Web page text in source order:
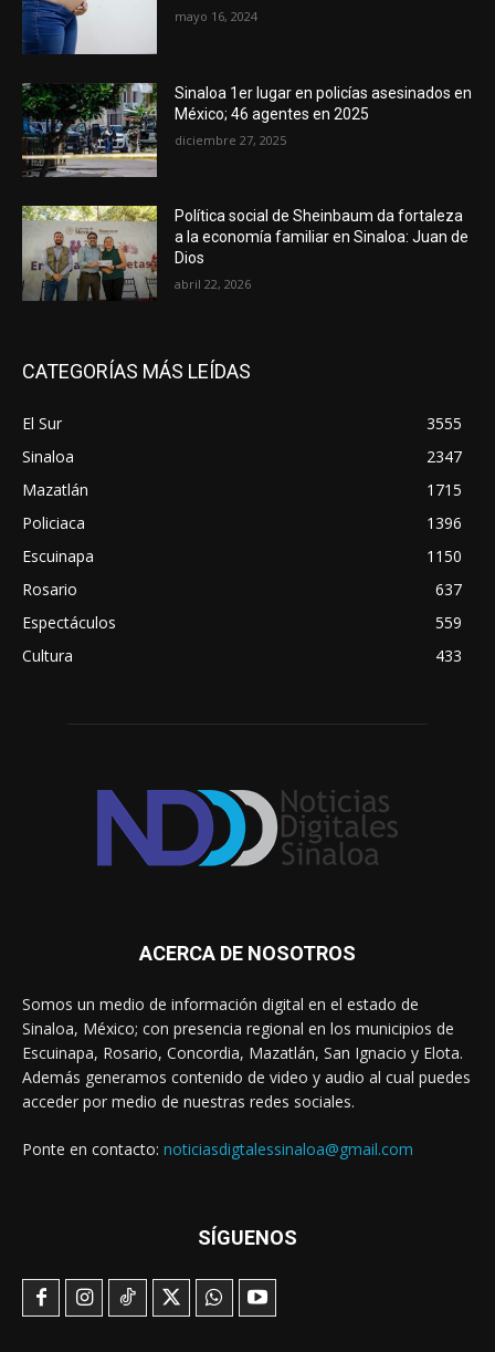
mayo 16, 2024
Sinaloa 1er lugar en policías asesinados en
México; 46 agentes en 2025
diciembre 27, 2025
Política social de Sheinbaum da fortaleza
a la economía familiar en Sinaloa: Juan de
Dios
abril 22, 2026
CATEGORÍAS MÁS LEÍDAS
El Sur
3555
Sinaloa
2347
Mazatlán
1715
Policiaca
1396
Escuinapa
1150
Rosario
637
Espectáculos
559
Cultura
433
ACERCA DE NOSOTROS
Somos un medio de información digital en el estado de
Sinaloa, México; con presencia regional en los municipios de
Escuinapa, Rosario, Concordia, Mazatlán, San Ignacio y Elota.
Además generamos contenido de video y audio al cual puedes
acceder por medio de nuestras redes sociales.
Ponte en contacto: noticiasdigtalessinaloa@gmail.com
SÍGUENOS